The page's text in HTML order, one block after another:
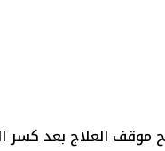
موقف العلاج بعد كسر